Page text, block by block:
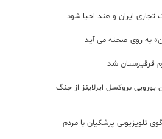
تجاری ایران و هند احیا شود
به روی صحنه می آید
قرقیزستان شد
یورویی بروکسل ایرلاینز از جنگ
تلویزیونی پزشکیان با مردم